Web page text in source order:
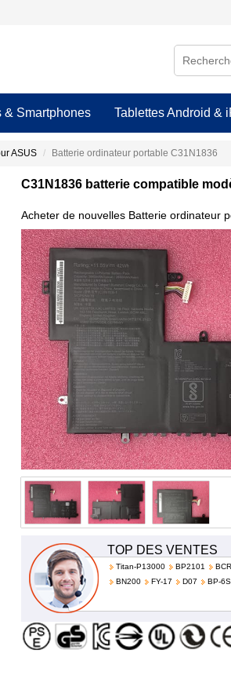
& Smartphones Tablettes Android &
ASUS Batterie ordinateur portable C31N1836
C31N1836 batterie compatible
Acheter de nouvelles Batterie ordinateur
TOP DES VENTES
Titan-P13000 BP2101
BN200
FY-17 D07 BP-